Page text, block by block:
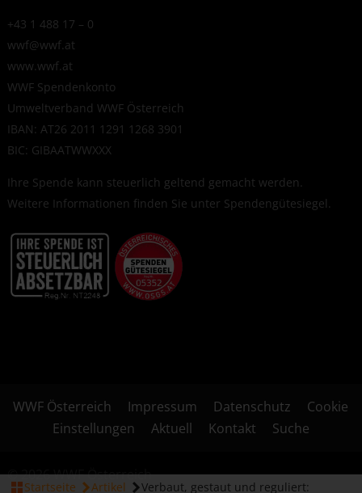
+43 1 488 17 – 0
wwf@wwf.at
www.wwf.at
WWF Spendenkonto
Umweltverband WWF Österreich
IBAN: AT26 2011 1291 1268 3901
BIC: GIBAATWWXXX
Ihre Spende kann steuerlich geltend gemacht werden.
Weitere Informationen finden Sie unter Spendengütesiegel.
WWF Österreich Impressum Datenschutz
Cookie
Einstellungen
Aktuell Kontakt Suche
© 2026 WWF Österreich
Startseite Artikel Verbaut, gestaut und reguliert: